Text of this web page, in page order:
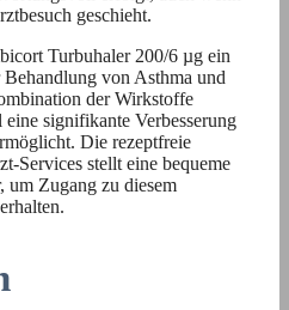
geschieht.
Turbuhaler 200/6 µg ein
von Asthma und
der Wirkstoffe
signifikante Verbesserung
Die rezeptfreie
Services stellt eine bequeme
um Zugang zu diesem